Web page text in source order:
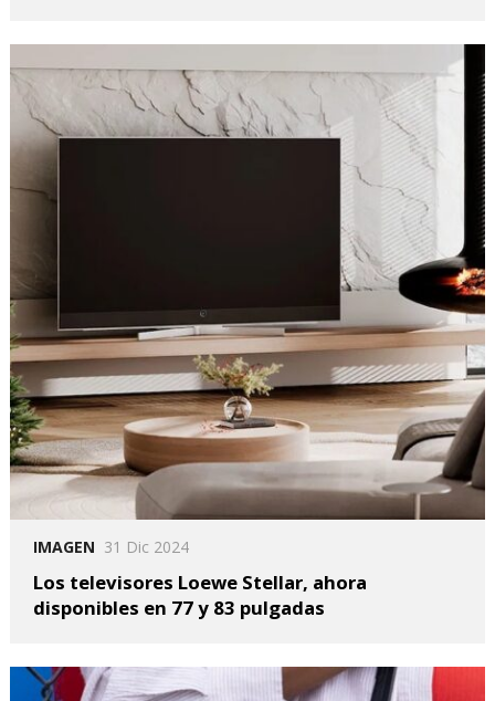
IMAGEN 31 Dic 2024
Los televisores Loewe Stellar, ahora
disponibles en 77 y 83 pulgadas